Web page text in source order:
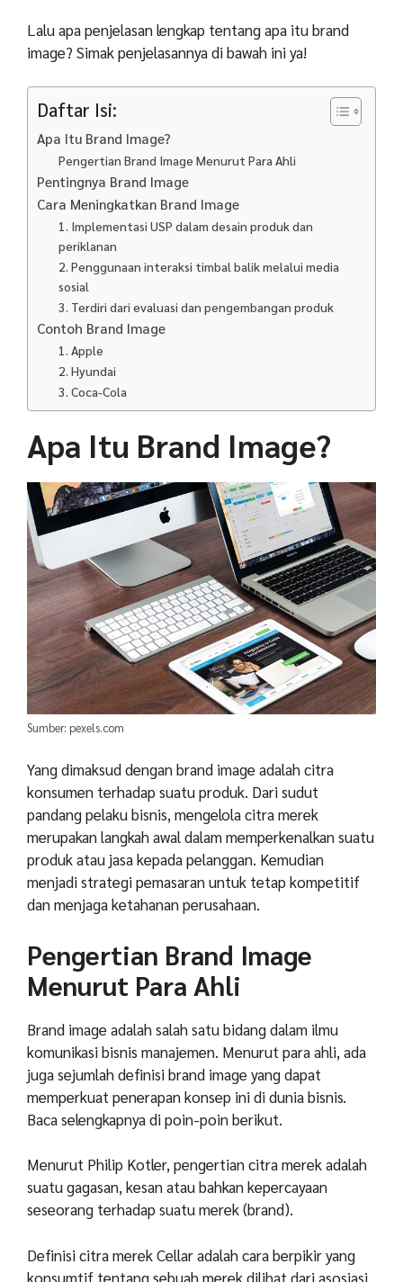
Lalu apa penjelasan lengkap tentang apa itu brand
image? Simak penjelasannya di bawah ini ya!
Daftar Isi:
Apa Itu Brand Image?
Pengertian Brand Image Menurut Para Ahli
Pentingnya Brand Image
Cara Meningkatkan Brand Image
1. Implementasi USP dalam desain produk dan
periklanan
2. Penggunaan interaksi timbal balik melalui media
sosial
3. Terdiri dari evaluasi dan pengembangan produk
Contoh Brand Image
1. Apple
2. Hyundai
3. Coca-Cola
Apa Itu Brand Image?
Sumber: pexels.com
Yang dimaksud dengan brand image adalah citra
konsumen terhadap suatu produk. Dari sudut
pandang pelaku bisnis, mengelola citra merek
merupakan langkah awal dalam memperkenalkan suatu
produk atau jasa kepada pelanggan. Kemudian
menjadi strategi pemasaran untuk tetap kompetitif
dan menjaga ketahanan perusahaan.
Pengertian Brand Image
Menurut Para Ahli
Brand image adalah salah satu bidang dalam ilmu
komunikasi bisnis manajemen. Menurut para ahli, ada
juga sejumlah definisi brand image yang dapat
memperkuat penerapan konsep ini di dunia bisnis.
Baca selengkapnya di poin-poin berikut.
Menurut Philip Kotler, pengertian citra merek adalah
suatu gagasan, kesan atau bahkan kepercayaan
seseorang terhadap suatu merek (brand).
Definisi citra merek Cellar adalah cara berpikir yang
konsumtif tentang sebuah merek dilihat dari asosiasi